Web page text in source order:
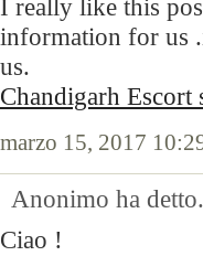
I really like this
information for us
us.
Chandigarh Escort
marzo 15, 2017
Anonimo ha
Ciao !